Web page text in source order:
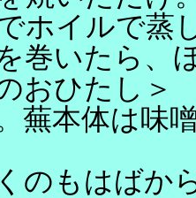
ホイルで蒸
巻いたら、
おひたし＞
蕪本体は味
のもはばか